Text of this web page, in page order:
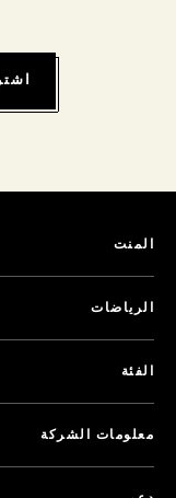
المنت
الرياضات
الفئة
معلومات الشركة